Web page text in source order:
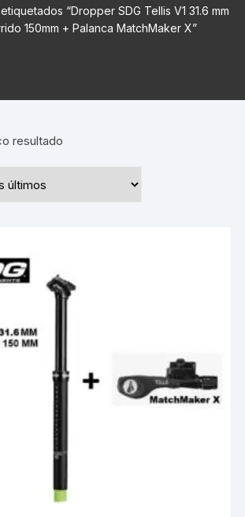
“Dropper SDG Tellis V1 31.6 mm
150mm + Palanca MatchMaker X”
resultado